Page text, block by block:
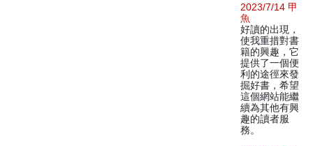
2023/7/14 甲
魚
好讀的出現，
使我重措對書
籍的興趣，它
提供了一個便
利的途徑來發
掘好書，希望
這個網站能繼
續為其他有興
趣的讀者服
務。